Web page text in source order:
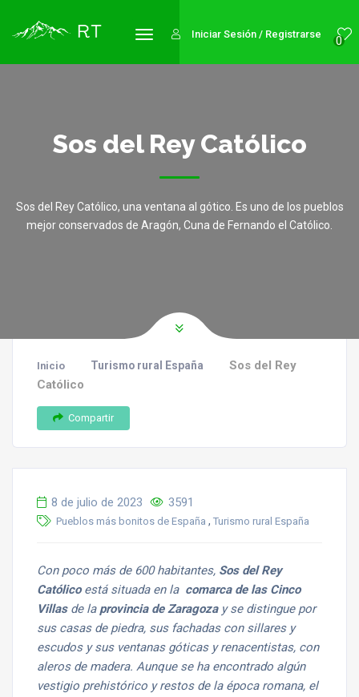
0
Iniciar Sesión / Registrarse
Sos del Rey Católico
Sos del Rey Católico, una ventana al gótico. Es uno de los pueblos
mejor conservados de Aragón, Cuna de Fernando el Católico.
Inicio Turismo rural España
Sos del Rey
Católico
Compartir
8 de julio de 2023 3591
Pueblos más bonitos de España , Turismo rural España
Con poco más de 600 habitantes, Sos del Rey
Católicoestá situada en la comarca de las Cinco
Villasde la provincia de Zaragozay se distingue por
sus casas de piedra, sus fachadas con sillares y
escudos y sus ventanas góticas y renacentistas, con
aleros de madera. Aunque se ha encontrado algún
vestigio prehistórico y restos de la época romana, el